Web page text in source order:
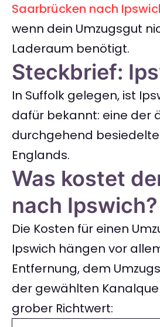
Saarbrücken nach
wenn dein Umzugsgut
Laderaum benötigt.
Steckbrief:
In Suffolk gelegen, ist
dafür bekannt: eine der
durchgehend
Englands.
Was kostet
nach Ipswich?
Die Kosten für einen
Ipswich hängen vor
Entfernung, dem
der gewählten
grober Richtwert: